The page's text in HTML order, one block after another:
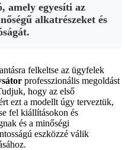
amely egyesíti az
alkatrészeket és
felkeltse az ügyfelek
professzionális megoldást
hogy az első
ezt a modellt úgy terveztük,
fel kiállításokon és
és a minőségi
eszközzé válik